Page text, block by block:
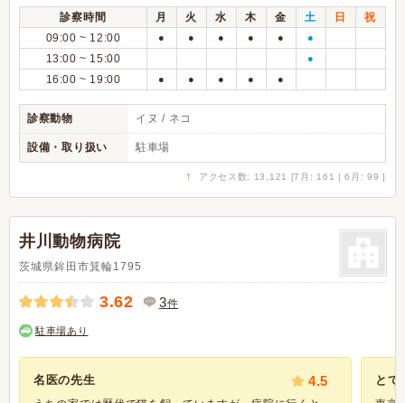
診察時間 月 火 水 木 金 土 日
祝
09:00 ~ 12:00
● ● ● ● ● ●
13:00 ~ 15:00 ●
16:00 ~ 19:00 ● ● ● ● ●
診察動物 イヌ / ネコ
設備・取り扱い 駐車場
↑ アクセス数: 13,121 [7月: 161 | 6月: 99 ]
井川動物病院
茨城県鉾田市箕輪1795
3.62 3件
駐車場あり
名医の先生 4.5 とて